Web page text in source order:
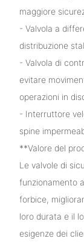
maggiore
- Valvola a
distribuzione
- Valvola di
evitare
operazioni in
- Interruttore
spine
**Valore del
Le valvole di
funzionamento
forbice,
loro durata e il
esigenze dei